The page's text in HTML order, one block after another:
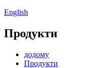
English
Продукти
додому
Продукти